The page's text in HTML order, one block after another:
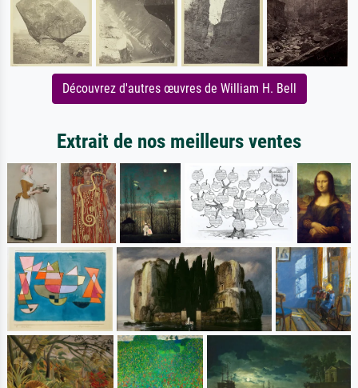
Découvrez d'autres œuvres de William H. Bell
Extrait de nos meilleurs ventes